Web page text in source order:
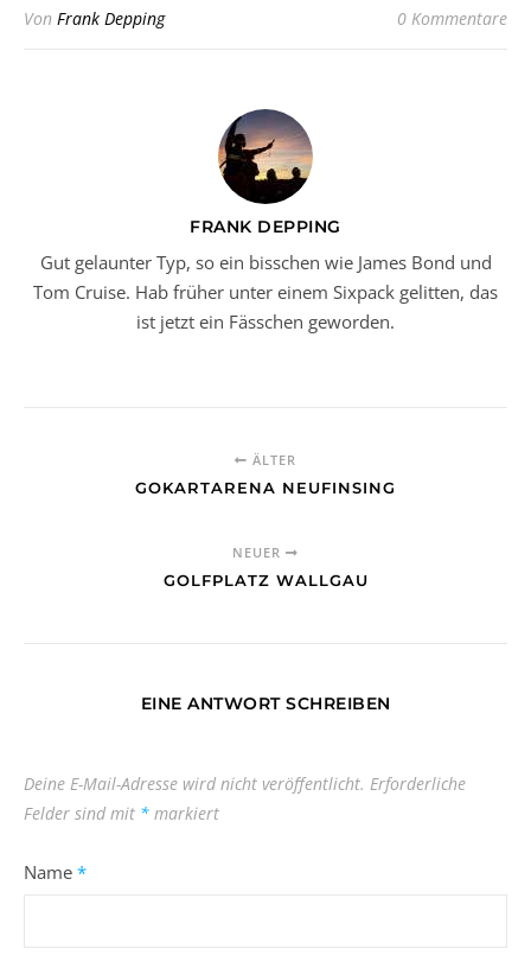
Von Frank Depping 0 Kommentare
FRANK DEPPING
Gut gelaunter Typ, so ein bisschen wie James Bond und
Tom Cruise. Hab früher unter einem Sixpack gelitten, das
ist jetzt ein Fässchen geworden.
ÄLTER
GOKARTARENA NEUFINSING
NEUER
GOLFPLATZ WALLGAU
EINE ANTWORT SCHREIBEN
Deine E-Mail-Adresse wird nicht veröffentlicht. Erforderliche
Felder sind mit * markiert
Name *